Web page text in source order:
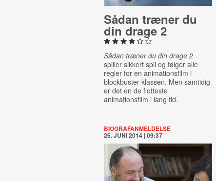
Sådan træner du
din drage 2
Sådan træner du din drage 2
spiller sikkert spil og følger alle
regler for en animationsfilm i
blockbuster-klassen. Men samtidig
er det en de flotteste
animationsfilm i lang tid.
BIOGRAFANMELDELSE
26. JUNI 2014 | 09:37